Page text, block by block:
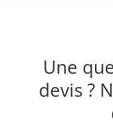
Une
devis ?